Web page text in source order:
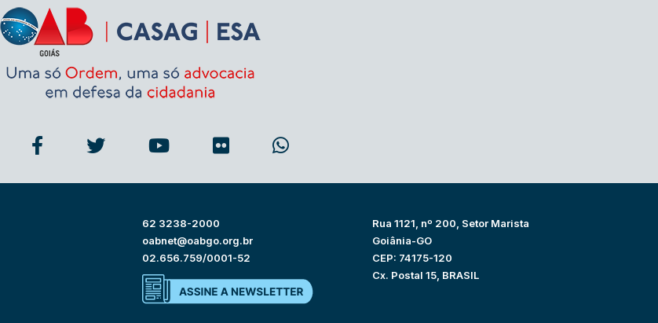
62 3238-2000
oabnet@oabgo.org.br
02.656.759/0001-52
Rua 1121, nº 200, Setor Marista
Goiânia-GO
CEP: 74175-120
Cx. Postal 15, BRASIL